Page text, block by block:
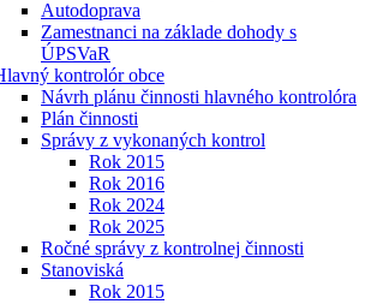
Autodoprava
Zamestnanci na základe dohody s
ÚPSVaR
kontrolór obce
Návrh plánu činnosti hlavného kontrolóra
Plán činnosti
Správy z vykonaných kontrol
Rok 2015
Rok 2016
Rok 2024
Rok 2025
Ročné správy z kontrolnej činnosti
Stanoviská
Rok 2015